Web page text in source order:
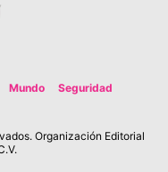
Mundo Seguridad
Organización Editorial